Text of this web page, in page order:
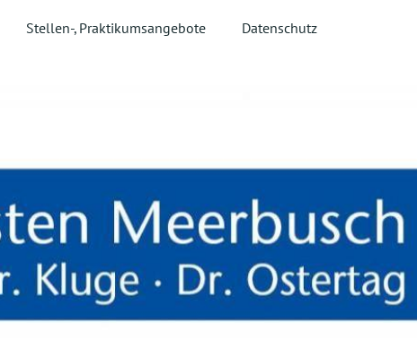
Stellen-, Praktikumsangebote Datenschutz